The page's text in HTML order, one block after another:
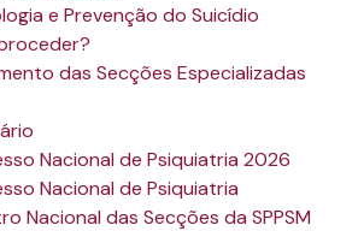
e Prevenção do Suicídio
das Secções Especializadas
Nacional de Psiquiatria 2026
Nacional de Psiquiatria
Nacional das Secções da SPPSM